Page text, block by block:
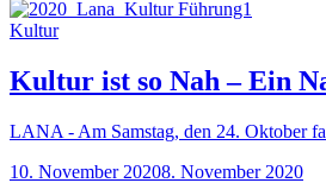
Kultur
Kultur ist so Nah – Ein
LANA - Am Samstag, den 24. Oktober
10. November 20208. November 2020